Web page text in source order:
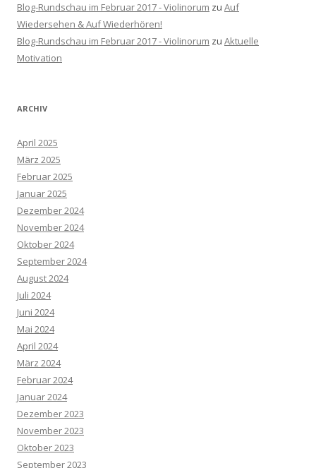
Blog-Rundschau im Februar 2017 - Violinorum zu Auf
Wiedersehen & Auf Wiederhören!
Blog-Rundschau im Februar 2017 - Violinorum zu Aktuelle
Motivation
ARCHIV
April 2025
März 2025
Februar 2025
Januar 2025
Dezember 2024
November 2024
Oktober 2024
September 2024
August 2024
Juli 2024
Juni 2024
Mai 2024
April 2024
März 2024
Februar 2024
Januar 2024
Dezember 2023
November 2023
Oktober 2023
September 2023